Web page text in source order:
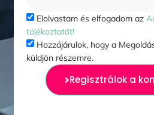
Elolvastam és elfogadom az
tájékoztatót!
Hozzájárulok, hogy a
küldjön részemre.
Regisztrálok a